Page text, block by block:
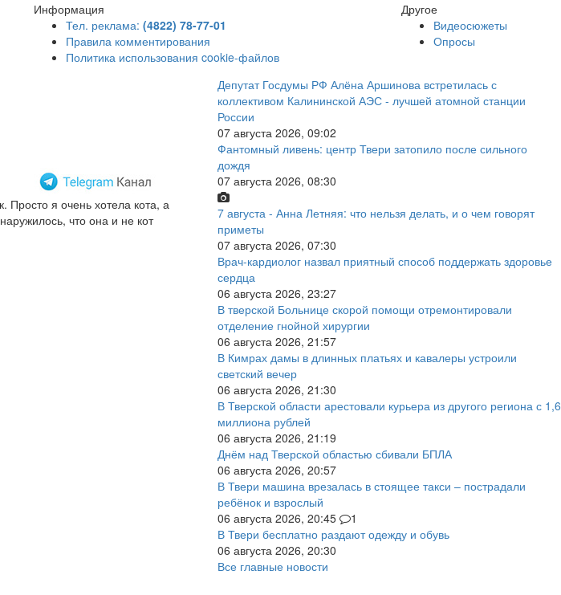
Информация
Тел. реклама: (4822) 78-77-01
Правила комментирования
Политика использования cookie-файлов
Другое
Видеосюжеты
Опросы
Просто я очень хотела кота, а
что она и не кот
Депутат Госдумы РФ Алёна Аршинова встретилась с
коллективом Калининской АЭС - лучшей атомной станции
России
07 августа 2026, 09:02
Фантомный ливень: центр Твери затопило после сильного
дождя
07 августа 2026, 08:30
7 августа - Анна Летняя: что нельзя делать, и о чем говорят
приметы
07 августа 2026, 07:30
Врач-кардиолог назвал приятный способ поддержать здоровье
сердца
06 августа 2026, 23:27
В тверской Больнице скорой помощи отремонтировали
отделение гнойной хирургии
06 августа 2026, 21:57
В Кимрах дамы в длинных платьях и кавалеры устроили
светский вечер
06 августа 2026, 21:30
В Тверской области арестовали курьера из другого региона с 1,6
миллиона рублей
06 августа 2026, 21:19
Днём над Тверской областью сбивали БПЛА
06 августа 2026, 20:57
В Твери машина врезалась в стоящее такси – пострадали
ребёнок и взрослый
06 августа 2026, 20:45
1
В Твери бесплатно раздают одежду и обувь
06 августа 2026, 20:30
Все главные новости